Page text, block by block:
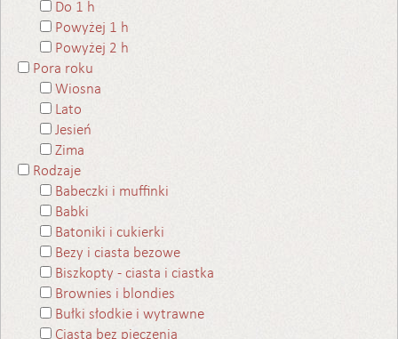
Do 1 h
Powyżej 1 h
Powyżej 2 h
Pora roku
Wiosna
Lato
Jesień
Zima
Rodzaje
Babeczki i muffinki
Babki
Batoniki i cukierki
Bezy i ciasta bezowe
Biszkopty - ciasta i ciastka
Brownies i blondies
Bułki słodkie i wytrawne
Ciasta bez pieczenia